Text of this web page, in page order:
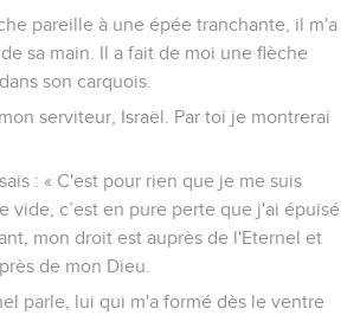
pareille à une épée tranchante, il m'a
sa main. Il a fait de moi une flèche
son carquois.
serviteur, Israël. Par toi je montrerai
: « C'est pour rien que je me suis
vide, c’est en pure perte que j'ai épuisé
mon droit est auprès de l'Eternel et
de mon Dieu.
parle, lui qui m'a formé dès le ventre